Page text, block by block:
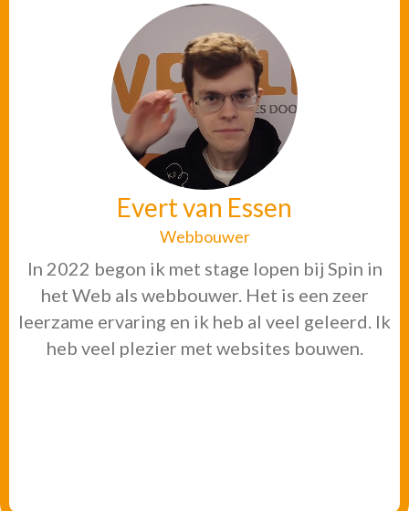
Evert van Essen
Webbouwer
In 2022 begon ik met stage lopen bij Spin in
het Web als webbouwer. Het is een zeer
leerzame ervaring en ik heb al veel geleerd. Ik
heb veel plezier met websites bouwen.